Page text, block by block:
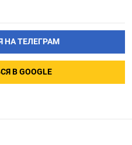
НА ТЕЛЕГРАМ
В GOOGLE